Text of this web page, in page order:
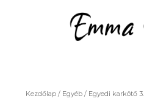
Kezdőlap / Egyéb / Egyedi karkötő